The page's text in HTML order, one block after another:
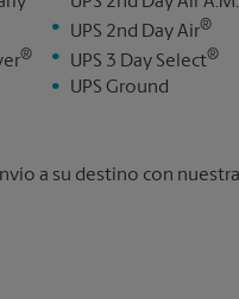
®
• UPS 2nd Day Air®
• UPS 3 Day Select®
• UPS Ground
a su destino con